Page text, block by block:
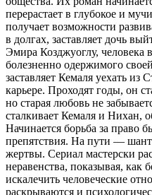
перерастает в глубокое и
получает возможности
в долгах, заставляет дочь
Эмира Козджуоглу, человека
болезненно одержимого
заставляет Кемаля уехать из
карьере. Проходят годы, он
но старая любовь не
сталкивает Кемаля и Нихан,
Начинается борьба за право
препятствия. На пути —
жертвы. Сериал мастерски
неравенства, показывая, как
искалечить человеческие
раскрываются и